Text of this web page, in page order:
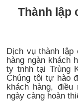
Thành lập
Dịch vụ thành lập
hàng ngàn khách
ty tnhh tại Trùng
Chúng tôi tự hào
khách hàng,
ngày càng hoàn